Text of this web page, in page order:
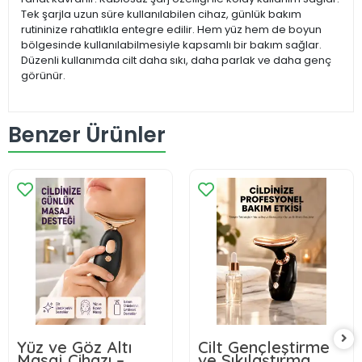
Tek şarjla uzun süre kullanılabilen cihaz, günlük bakım
rutininize rahatlıkla entegre edilir. Hem yüz hem de boyun
bölgesinde kullanılabilmesiyle kapsamlı bir bakım sağlar.
Düzenli kullanımda cilt daha sıkı, daha parlak ve daha genç
görünür.
Benzer Ürünler
Yüz ve Göz Altı Cilt Gençleştirme